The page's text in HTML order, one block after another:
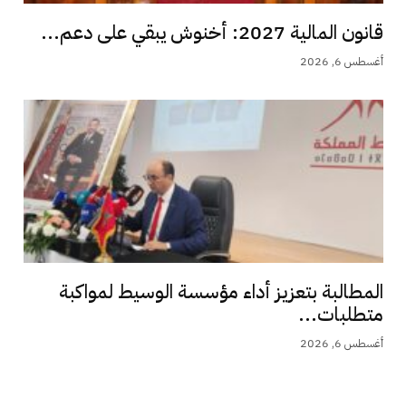
قانون المالية 2027: أخنوش يبقي على دعم...
أغسطس 6, 2026
المطالبة بتعزيز أداء مؤسسة الوسيط لمواكبة
متطلبات...
أغسطس 6, 2026